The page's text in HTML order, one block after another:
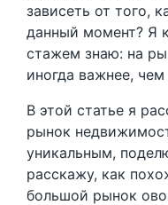
зависеть от того,
данный момент? Я
стажем знаю: на
иногда важнее,
В этой статье я
рынок
уникальным,
расскажу, как
большой рынок